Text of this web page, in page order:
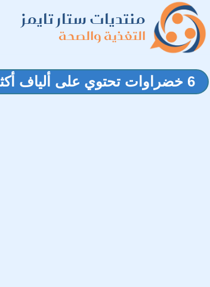
منتديات ستار تايمز
التغذية والصحة
6 خضراوات تحتوي على ألياف أكثر من التفاح